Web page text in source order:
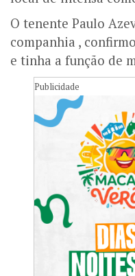
O tenente Paulo
companhia ,
e tinha a função de
Publicidade